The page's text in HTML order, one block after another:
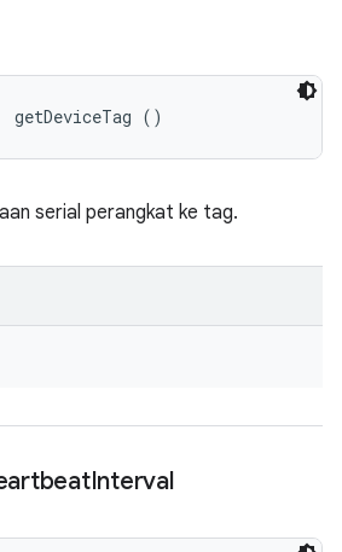
getDeviceTag ()
serial perangkat ke tag.
Interval